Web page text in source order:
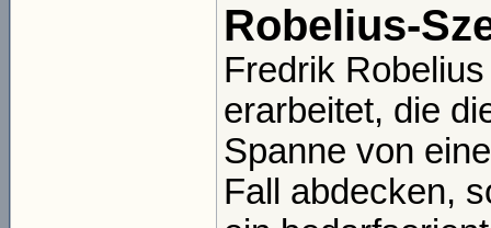
Robelius-
Fredrik
erarbeitet, die
Spanne von
Fall abdecken,